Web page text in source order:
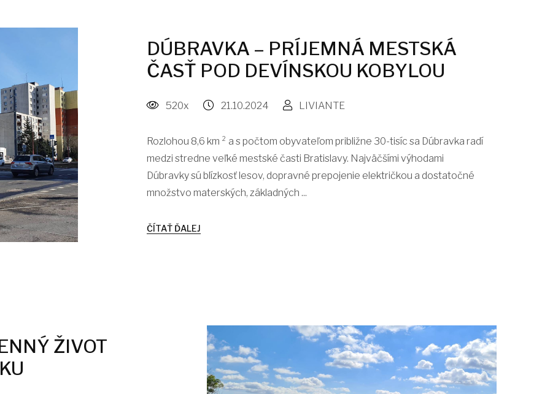
DÚBRAVKA – PRÍJEMNÁ MESTSKÁ
ČASŤ POD DEVÍNSKOU KOBYLOU
520x 21.10.2024 LIVIANTE
Rozlohou 8,6 km ² a s počtom obyvateľom približne 30-tisíc sa Dúbravka radí
medzi stredne veľké mestské časti Bratislavy. Najväčšími výhodami
Dúbravky sú blízkosť lesov, dopravné prepojenie električkou a dostatočné
množstvo materských, základných ...
ČÍTAŤ ĎALEJ
ŽIVOT